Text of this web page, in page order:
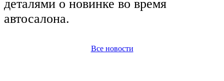
деталями о новинке во время
автосалона.
Все новости